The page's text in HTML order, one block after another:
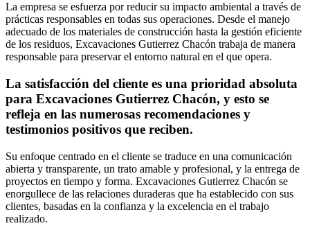
La empresa se esfuerza por reducir su impacto ambiental a través de
prácticas responsables en todas sus operaciones. Desde el manejo
adecuado de los materiales de construcción hasta la gestión eficiente
de los residuos, Excavaciones Gutierrez Chacón trabaja de manera
responsable para preservar el entorno natural en el que opera.
La satisfacción del cliente es una prioridad absoluta
para Excavaciones Gutierrez Chacón, y esto se
refleja en las numerosas recomendaciones y
testimonios positivos que reciben.
Su enfoque centrado en el cliente se traduce en una comunicación
abierta y transparente, un trato amable y profesional, y la entrega de
proyectos en tiempo y forma. Excavaciones Gutierrez Chacón se
enorgullece de las relaciones duraderas que ha establecido con sus
clientes, basadas en la confianza y la excelencia en el trabajo
realizado.